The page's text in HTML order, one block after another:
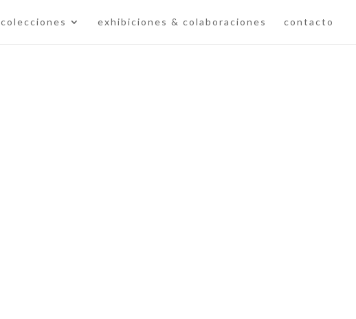
colecciones exhibiciones & colaboraciones contacto